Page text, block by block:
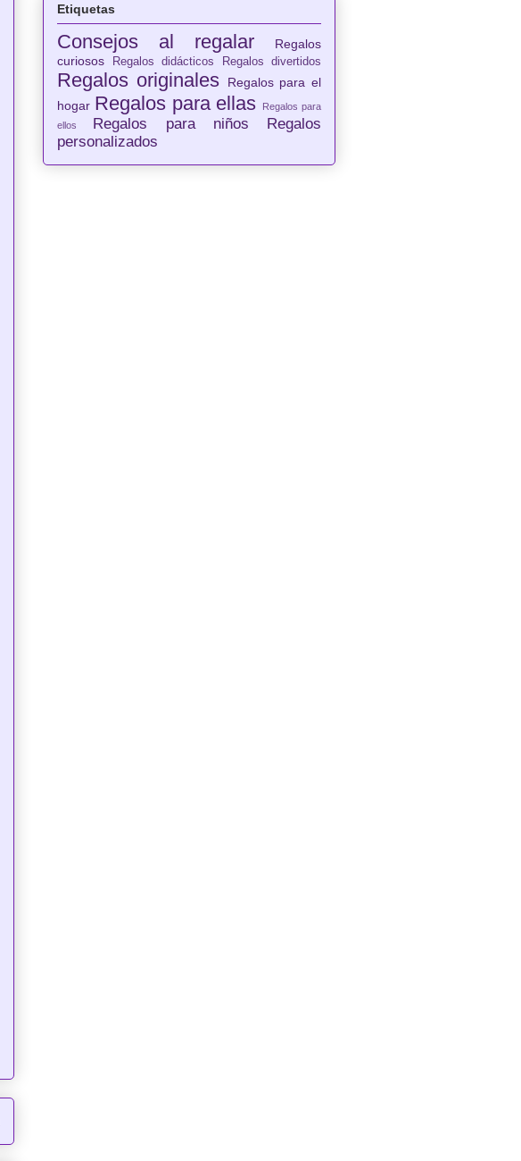
Etiquetas
Consejos al regalar
Regalos
curiosos
Regalos didácticos Regalos divertidos
Regalos originales
Regalos para el
hogar Regalos para ellas
Regalos para
ellos
Regalos para niños
Regalos
personalizados